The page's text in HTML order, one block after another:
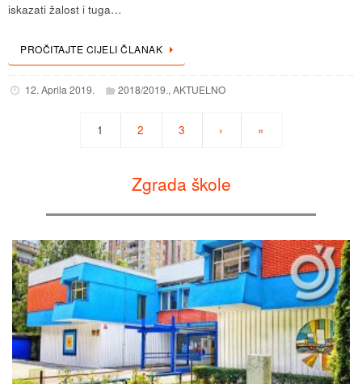
iskazati žalost i tuga…
PROČITAJTE CIJELI ČLANAK
12. Aprila 2019. 2018/2019.,AKTUELNO
1 2 3 › »
Zgrada škole